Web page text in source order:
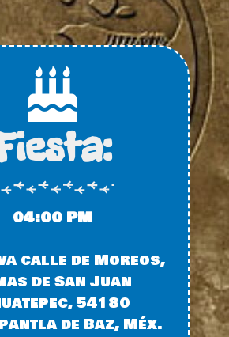
04:00 PM
calle de Moreos,
de San Juan
54180
de Baz, Méx.